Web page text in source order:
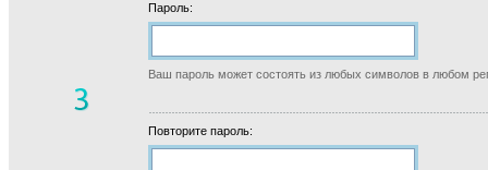
Пароль:
Ваш пароль может состоять из любых символов в любом
Повторите пароль: